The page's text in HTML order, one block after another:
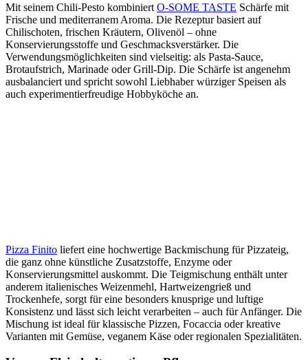
Mit seinem Chili-Pesto kombiniert O-SOME TASTE Schärfe mit
Frische und mediterranem Aroma. Die Rezeptur basiert auf
Chilischoten, frischen Kräutern, Olivenöl – ohne
Konservierungsstoffe und Geschmacksverstärker. Die
Verwendungsmöglichkeiten sind vielseitig: als Pasta-Sauce,
Brotaufstrich, Marinade oder Grill-Dip. Die Schärfe ist angenehm
ausbalanciert und spricht sowohl Liebhaber würziger Speisen als
auch experimentierfreudige Hobbyköche an.
Pizza Finito liefert eine hochwertige Backmischung für Pizzateig,
die ganz ohne künstliche Zusatzstoffe, Enzyme oder
Konservierungsmittel auskommt. Die Teigmischung enthält unter
anderem italienisches Weizenmehl, Hartweizengrieß und
Trockenhefe, sorgt für eine besonders knusprige und luftige
Konsistenz und lässt sich leicht verarbeiten – auch für Anfänger. Die
Mischung ist ideal für klassische Pizzen, Focaccia oder kreative
Varianten mit Gemüse, veganem Käse oder regionalen Spezialitäten.